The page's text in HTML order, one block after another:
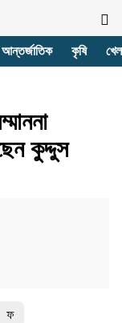
আন্তর্জাতিক কৃষি
কুদ্দুস
ফ